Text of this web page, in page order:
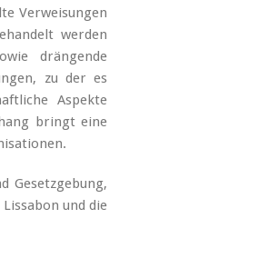
Verweisungen
werden
drängende
zu der es
Aspekte
bringt eine
Gesetzgebung,
und die